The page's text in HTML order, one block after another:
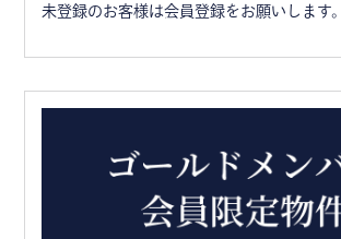
未登録のお客様は会員登録をお願いします。